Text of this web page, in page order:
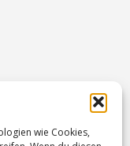
wie Cookies,